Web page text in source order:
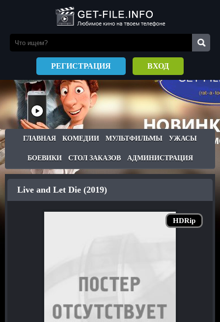
РЕГИСТРАЦИЯ ВХОД
ГЛАВНАЯ КОМЕДИИ МУЛЬТФИЛЬМЫ УЖАСЫ
БОЕВИКИ СТОЛ ЗАКАЗОВ АДМИНИСТРАЦИЯ
HDRip
Live and Let Die (2019)